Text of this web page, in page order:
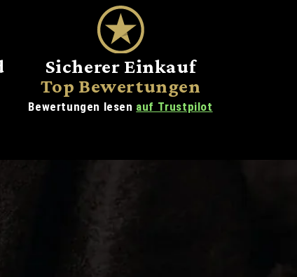
Sicherer Einkauf
Top Bewertungen
Bewertungen lesen auf Trustpilot